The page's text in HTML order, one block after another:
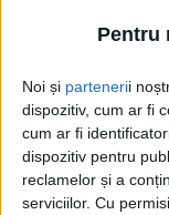
Pentru
Noi și partenerii
dispozitiv, cum ar fi
cum ar fi
dispozitiv pentru
reclamelor și a
serviciilor. Cu
POLITIC